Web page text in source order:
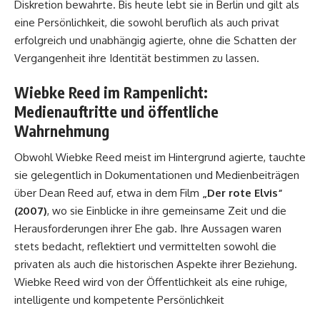
Diskretion bewahrte. Bis heute lebt sie in Berlin und gilt als
eine Persönlichkeit, die sowohl beruflich als auch privat
erfolgreich und unabhängig agierte, ohne die Schatten der
Vergangenheit ihre Identität bestimmen zu lassen.
Wiebke Reed im Rampenlicht:
Medienauftritte und öffentliche
Wahrnehmung
Obwohl Wiebke Reed meist im Hintergrund agierte, tauchte
sie gelegentlich in Dokumentationen und Medienbeiträgen
über Dean Reed auf, etwa in dem Film
„Der rote Elvis“
(2007), wo sie Einblicke in ihre gemeinsame Zeit und die
Herausforderungen ihrer Ehe gab. Ihre Aussagen waren
stets bedacht, reflektiert und vermittelten sowohl die
privaten als auch die historischen Aspekte ihrer Beziehung.
Wiebke Reed wird von der Öffentlichkeit als eine ruhige,
intelligente und kompetente Persönlichkeit